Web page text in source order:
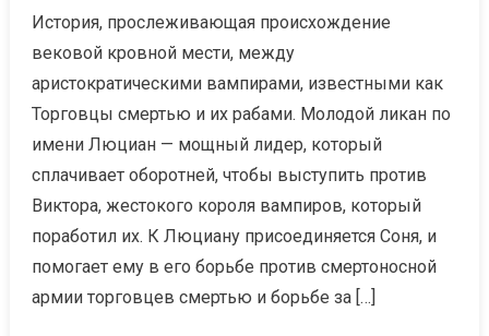
История, прослеживающая происхождение
вековой кровной мести, между
аристократическими вампирами, известными как
Торговцы смертью и их рабами. Молодой ликан по
имени Люциан — мощный лидер, который
сплачивает оборотней, чтобы выступить против
Виктора, жестокого короля вампиров, который
поработил их. К Люциану присоединяется Соня, и
помогает ему в его борьбе против смертоносной
армии торговцев смертью и борьбе за […]